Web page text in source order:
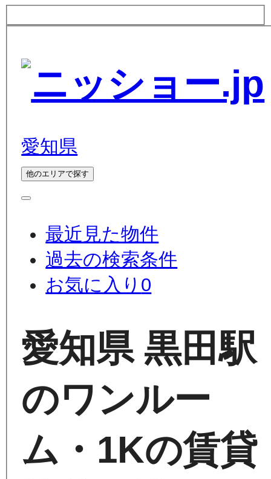
愛知県
他のエリアで探す
最近見た物件
過去の検索条件
お気に入り 0
愛知県 黒田駅
のワンルー
ム・1Kの賃貸